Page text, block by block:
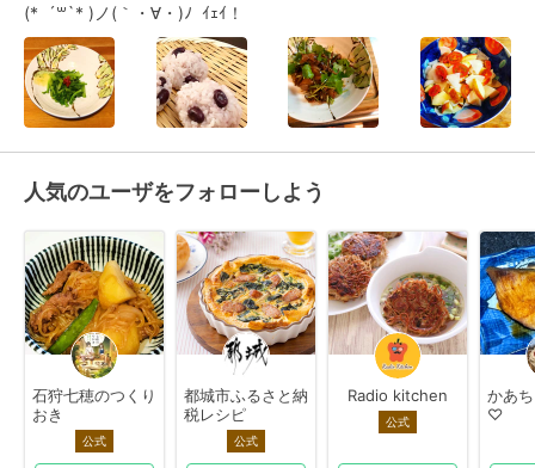
(*  ´꒳`* )ノ(｀・∀・)ﾉ  ｲｪｲ！
人気のユーザをフォローしよう
石狩七穂のつくり
おき
公式
都城市ふるさと納
税レシピ
公式
Radio kitchen
公式
かあ
♡